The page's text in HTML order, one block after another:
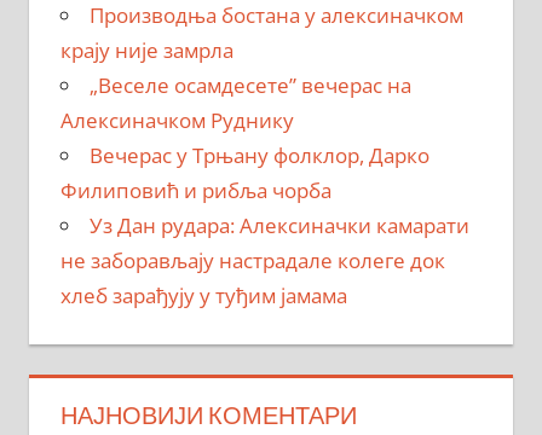
Производња бостана у алексиначком
крају није замрла
„Веселе осамдесете” вечерас на
Алексиначком Руднику
Вечерас у Трњану фолклор, Дарко
Филиповић и рибља чорба
Уз Дан рудара: Алексиначки камарати
не заборављају настрадале колеге док
хлеб зарађују у туђим јамама
НАЈНОВИЈИ КОМЕНТАРИ